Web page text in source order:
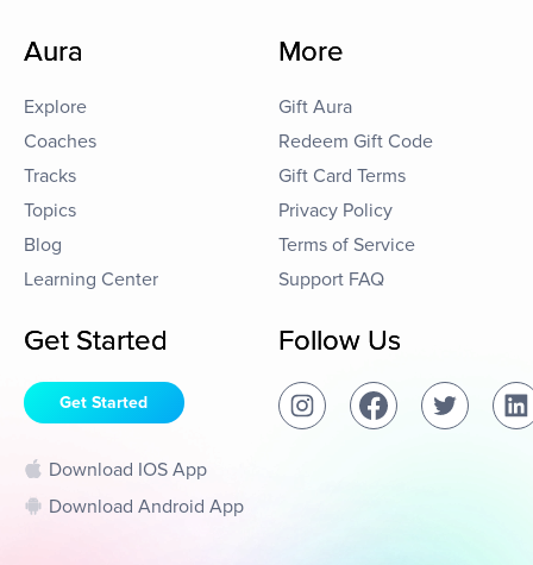
Aura
Explore
Coaches
Tracks
Topics
Blog
Learning Center
More
Gift Aura
Redeem Gift Code
Gift Card Terms
Privacy Policy
Terms of Service
Support FAQ
Get Started
Get Started
Download IOS App
Download Android App
Follow Us